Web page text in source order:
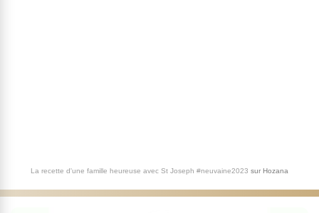
La recette d'une famille heureuse avec St Joseph #neuvaine2023 sur Hozana